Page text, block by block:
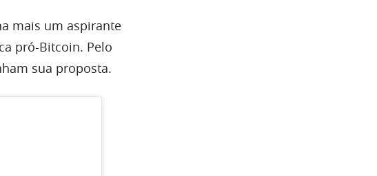
mais um aspirante
pró-Bitcoin. Pelo
sua proposta.